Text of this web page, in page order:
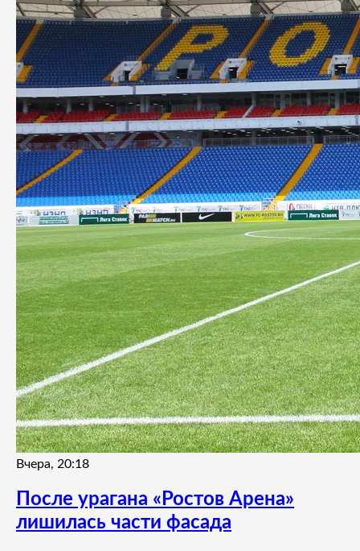
Вчера, 20:18
После урагана «Ростов Арена»
лишилась части фасада